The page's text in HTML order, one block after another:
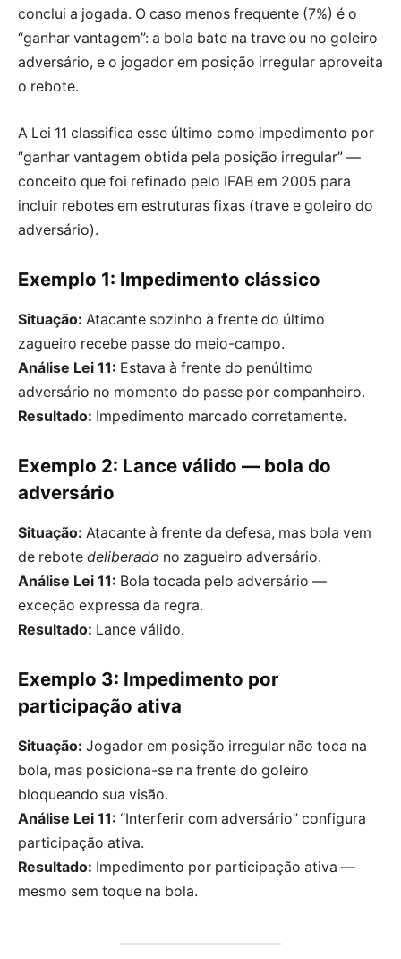
conclui a jogada. O caso menos frequente (7%) é o
“ganhar vantagem”: a bola bate na trave ou no goleiro
adversário, e o jogador em posição irregular aproveita
o rebote.
A Lei 11 classifica esse último como impedimento por
“ganhar vantagem obtida pela posição irregular” —
conceito que foi refinado pelo IFAB em 2005 para
incluir rebotes em estruturas fixas (trave e goleiro do
adversário).
Exemplo 1: Impedimento clássico
Situação: Atacante sozinho à frente do último
zagueiro recebe passe do meio-campo.
Análise Lei 11: Estava à frente do penúltimo
adversário no momento do passe por companheiro.
Resultado: Impedimento marcado corretamente.
Exemplo 2: Lance válido — bola do
adversário
Situação: Atacante à frente da defesa, mas bola vem
de rebote deliberado no zagueiro adversário.
Análise Lei 11: Bola tocada pelo adversário —
exceção expressa da regra.
Resultado: Lance válido.
Exemplo 3: Impedimento por
participação ativa
Situação: Jogador em posição irregular não toca na
bola, mas posiciona-se na frente do goleiro
bloqueando sua visão.
Análise Lei 11: “Interferir com adversário” configura
participação ativa.
Resultado: Impedimento por participação ativa —
mesmo sem toque na bola.